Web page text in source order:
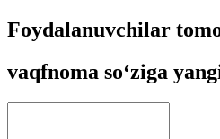
Foydalanuvchilar
vaqfnoma so‘ziga